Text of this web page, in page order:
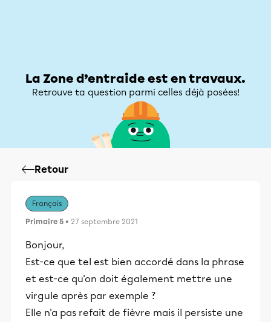
La Zone d’entraide est en travaux.
Retrouve ta question parmi celles déjà posées!
Retour
Français
Primaire 5 • 27 septembre 2021
Bonjour,
Est-ce que tel est bien accordé dans la phrase
et est-ce qu'on doit également mettre une
virgule après par exemple ?
Elle n'a pas refait de fièvre mais il persiste une